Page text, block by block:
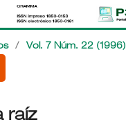
/ Vol. 7 Núm. 22 (1996)
raíz